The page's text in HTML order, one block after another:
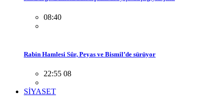
08:40
Rabin Hamlesi Sûr, Peyas ve Bismil’de sürüyor
22:55 08
SİYASET